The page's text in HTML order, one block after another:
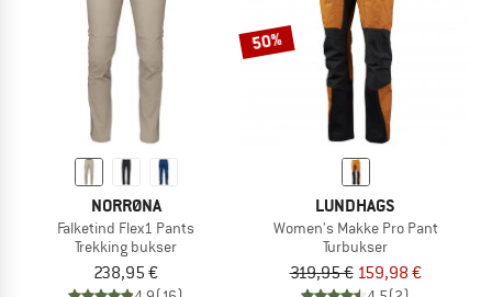
NORRØNA
Falketind Flex1 Pants
Trekking bukser
238,95 €
50%
LUNDHAGS
Women's Makke Pro Pant
Turbukser
319,95 € 159,98 €